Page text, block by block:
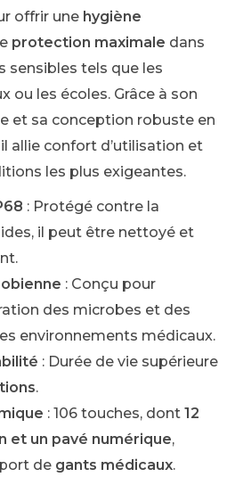
offrir une hygiène
protection maximale dans
sensibles tels que les
ou les écoles. Grâce à son
et sa conception robuste en
il allie confort d’utilisation et
les plus exigeantes.
: Protégé contre la
il peut être nettoyé et
: Conçu pour
des microbes et des
environnements médicaux.
: Durée de vie supérieure
.
: 106 touches, dont 12
et un pavé numérique,
de gants médicaux.